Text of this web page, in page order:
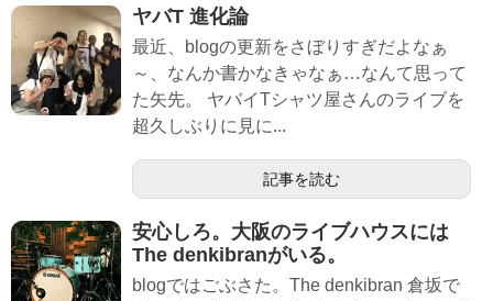
ヤバT 進化論
最近、blogの更新をさぼりすぎだよなぁ
～、なんか書かなきゃなぁ…なんて思って
た矢先。 ヤバイTシャツ屋さんのライブを
超久しぶりに見に...
記事を読む
安心しろ。大阪のライブハウスには
The denkibranがいる。
blogではごぶさた。The denkibran 倉坂で